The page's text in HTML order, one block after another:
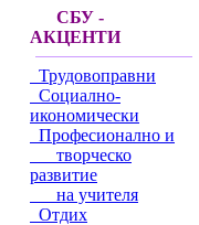
СБУ -
АКЦЕНТИ
Трудовоправни
Социално-
икономически
Професионално и
творческо
развитие
на учителя
Отдих